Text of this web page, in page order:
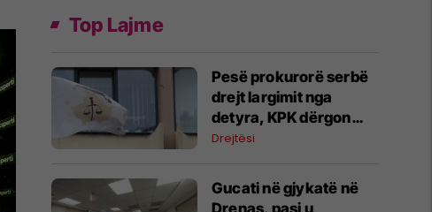
Top Lajme
Pesë prokurorë serbë
drejt largimit nga
detyra, KPK dërgon
emrat në Presidencë
Drejtësi
​Gucati në gjykatë në